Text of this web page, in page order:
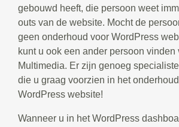
gebouwd heeft, die persoon weet
outs van de website. Mocht de
geen onderhoud voor WordPress
kunt u ook een ander persoon vinden
Multimedia. Er zijn genoeg
die u graag voorzien in het
WordPress website!
Wanneer u in het WordPress